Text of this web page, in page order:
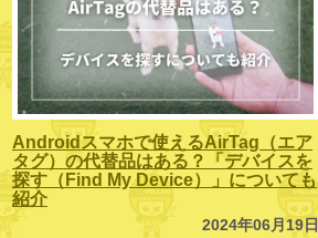
Androidスマホで使えるAirTag（エア
タグ）の代替品はある？「デバイスを
探す（Find My Device）」についても
紹介
2024年06月19日